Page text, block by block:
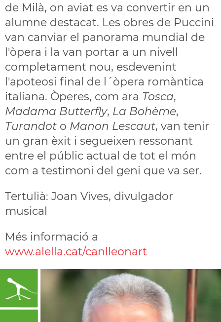
de Milà, on aviat es va convertir en un
alumne destacat. Les obres de Puccini
van canviar el panorama mundial de
l'òpera i la van portar a un nivell
completament nou, esdevenint
l'apoteosi final de l´òpera romàntica
italiana. Òperes, com ara Tosca,
Madama Butterfly, La Bohème,
Turandot o Manon Lescaut, van tenir
un gran èxit i segueixen ressonant
entre el públic actual de tot el món
com a testimoni del geni que va ser.
Tertulià: Joan Vives, divulgador
musical
Més informació a
www.alella.cat/canlleonart